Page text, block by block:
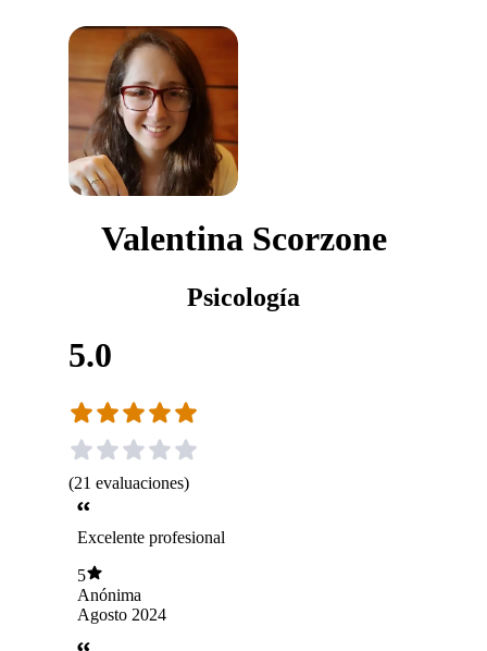
Valentina Scorzone
Psicología
5.0
(21 evaluaciones)
Excelente profesional
5
Anónima
Agosto 2024